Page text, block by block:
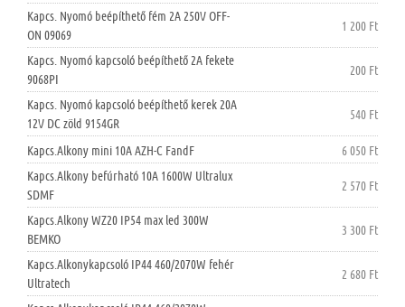
Kapcs. Nyomó beépíthető fém 2A 250V OFF-
ON 09069
1 200 Ft
Kapcs. Nyomó kapcsoló beépíthető 2A fekete
9068PI
200 Ft
Kapcs. Nyomó kapcsoló beépíthető kerek 20A
12V DC zöld 9154GR
540 Ft
Kapcs.Alkony mini 10A AZH-C FandF
6 050 Ft
Kapcs.Alkony befúrható 10A 1600W Ultralux
SDMF
2 570 Ft
Kapcs.Alkony WZ20 IP54 max led 300W
BEMKO
3 300 Ft
Kapcs.Alkonykapcsoló IP44 460/2070W fehér
Ultratech
2 680 Ft